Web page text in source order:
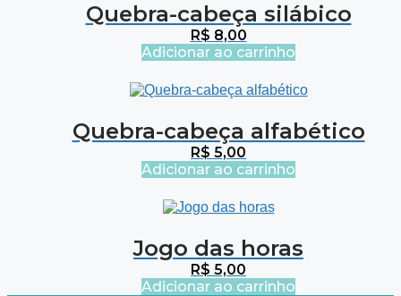
Quebra-cabeça silábico
R$ 8,00
Adicionar ao carrinho
Quebra-cabeça alfabético
R$ 5,00
Adicionar ao carrinho
Jogo das horas
R$ 5,00
Adicionar ao carrinho